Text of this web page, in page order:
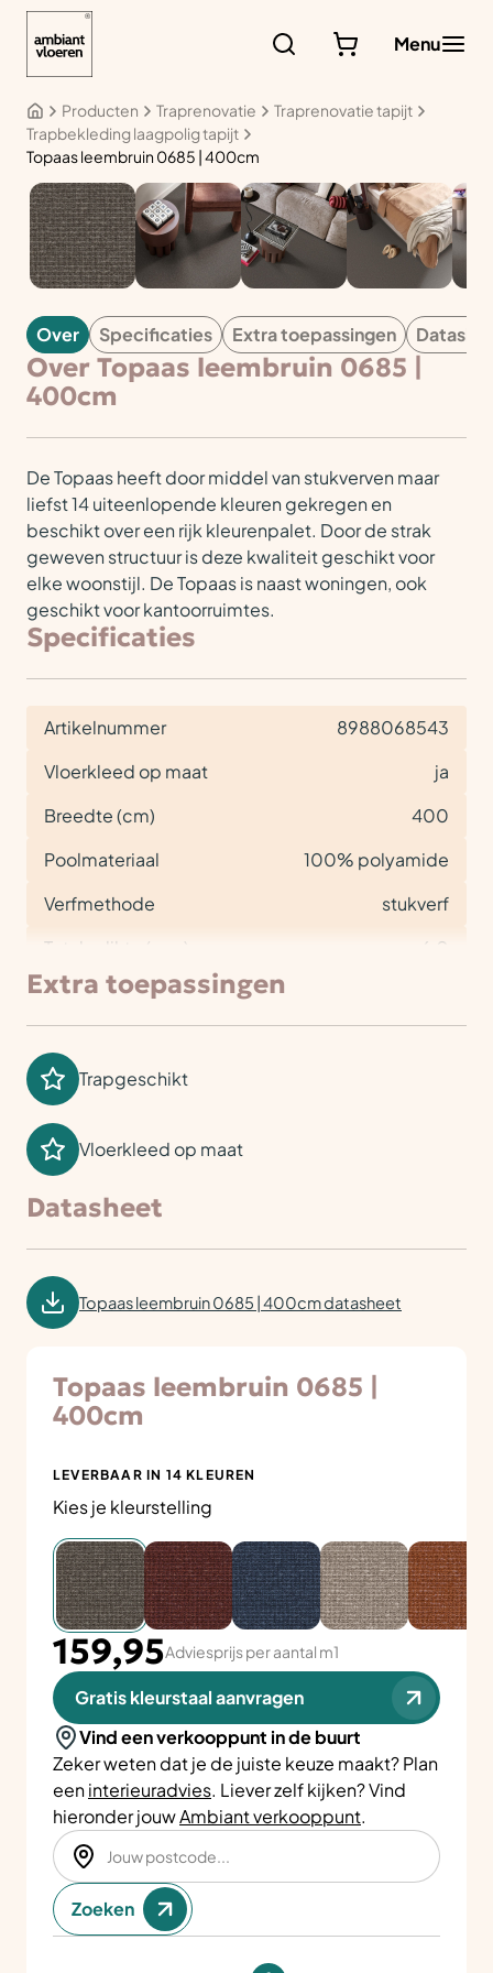
Menu
Producten Traprenovatie
Traprenovatie tapijt
Trapbekleding laagpolig tapijt
Topaas leembruin 0685 | 400cm
TAPIJT
Over Specificaties Extra toepassingen
Over Topaas leembruin 0685 |
400cm
De Topaas heeft door middel van stukverven maar
liefst 14 uiteenlopende kleuren gekregen en
beschikt over een rijk kleurenpalet. Door de strak
geweven structuur is deze kwaliteit geschikt voor
elke woonstijl. De Topaas is naast woningen, ook
geschikt voor kantoorruimtes.
Specificaties
Artikelnummer
8988068543
Vloerkleed op maat
ja
Breedte (cm)
400
Poolmateriaal
100% polyamide
Verfmethode
stukverf
Totale dikte (mm)
6,0
Extra toepassingen
Trapgeschikt
Vloerkleed op maat
Datasheet
Topaas leembruin 0685 | 400cm datasheet
Topaas leembruin 0685 |
400cm
LEVERBAAR IN 14 KLEUREN
Kies je kleurstelling
159,95Adviesprijs per aantal m1
Gratis kleurstaal aanvragen
Vind een verkooppunt in de buurt
Zeker weten dat je de juiste keuze maakt? Plan
eeninterieuradvies. Liever zelf kijken? Vind
hieronder jouwAmbiant verkooppunt.
Zoeken